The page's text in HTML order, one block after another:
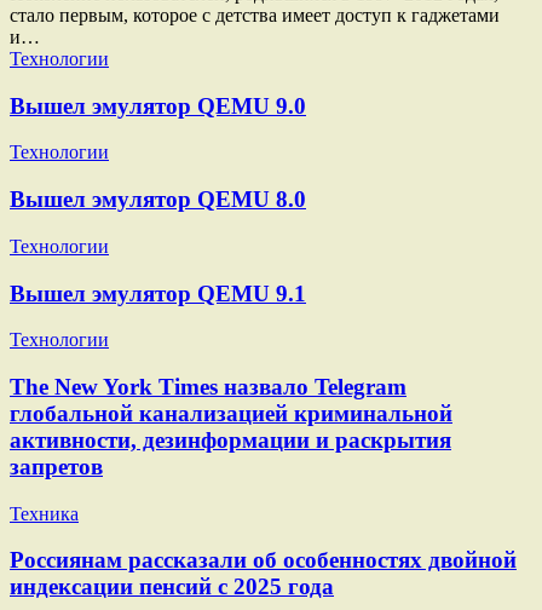
стало первым, которое с детства имеет доступ к гаджетами
и…
Технологии
Вышел эмулятор QEMU 9.0
Технологии
Вышел эмулятор QEMU 8.0
Технологии
Вышел эмулятор QEMU 9.1
Технологии
The New York Times назвало Telegram
глобальной канализацией криминальной
активности, дезинформации и раскрытия
запретов
Техника
Россиянам рассказали об особенностях двойной
индексации пенсий с 2025 года